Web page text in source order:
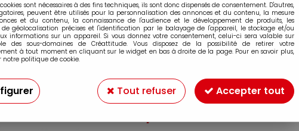
DEMI PERLES
Soyez le premier à donner votre
2,40 €
sont nécessaires à des fins techniques, ils sont donc dispensés de consentement. D'autres,
peuvent être utilisés pour la personnalisation des annonces et du contenu, la mesure
et du contenu, la connaissance de l'audience et le développement de produits, les
de géolocalisation précises et l'identification par le balayage de l'appareil, le stockage et/ou
informations sur un appareil. Si vous donnez votre consentement, celui-ci sera valable sur
des sous-domaines de Créattitude. Vous disposez de la possibilité de retirer votre
à tout moment en cliquant sur le widget en bas à droite de la page. Pour en savoir plus,
notre politique de cookie.
Tout refuser Accepter tout